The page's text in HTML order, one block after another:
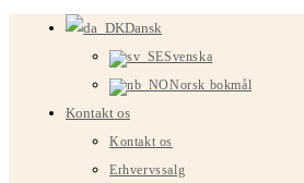
Dansk
Svenska
Norsk bokmål
Kontakt os
Kontakt os
Erhvervssalg